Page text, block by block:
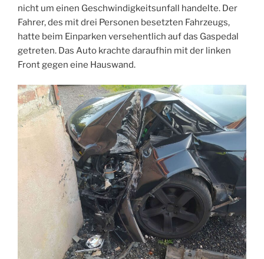
nicht um einen Geschwindigkeitsunfall handelte. Der
Fahrer, des mit drei Personen besetzten Fahrzeugs,
hatte beim Einparken versehentlich auf das Gaspedal
getreten. Das Auto krachte daraufhin mit der linken
Front gegen eine Hauswand.